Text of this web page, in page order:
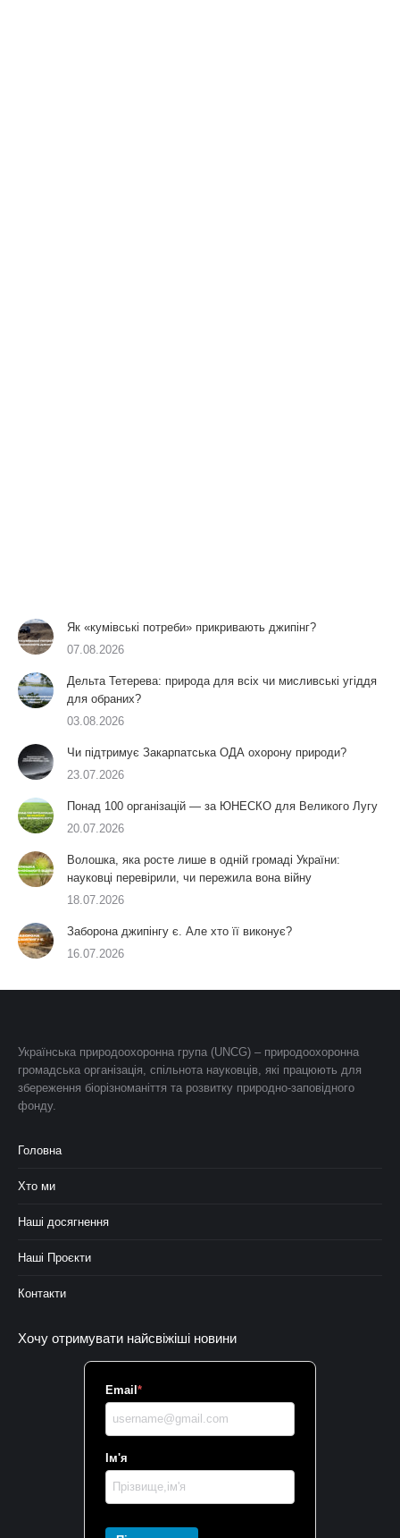
Як «кумівські потреби» прикривають джипінг?
07.08.2026
Дельта Тетерева: природа для всіх чи мисливські угіддя
для обраних?
03.08.2026
Чи підтримує Закарпатська ОДА охорону природи?
23.07.2026
Понад 100 організацій — за ЮНЕСКО для Великого Лугу
20.07.2026
Волошка, яка росте лише в одній громаді України:
науковці перевірили, чи пережила вона війну
18.07.2026
Заборона джипінгу є. Але хто її виконує?
16.07.2026
Українська природоохоронна група (UNCG) – природоохоронна
громадська організація, спільнота науковців, які працюють для
збереження біорізноманіття та розвитку природно-заповідного
фонду.
Головна
Хто ми
Наші досягнення
Наші Проєкти
Контакти
Хочу отримувати найсвіжіші новини
Email *
Ім'я